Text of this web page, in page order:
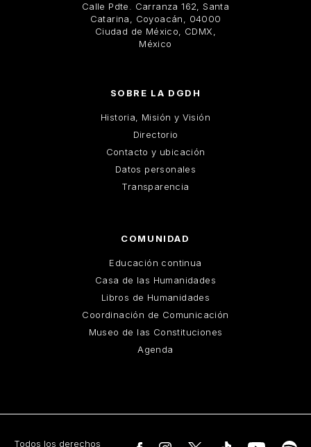
Calle Pdte. Carranza 162, Santa
Catarina, Coyoacán, 04000
Ciudad de México, CDMX,
México
SOBRE LA DGDH
Historia, Misión y Visión
Directorio
Contacto y ubicación
Datos personales
Transparencia
COMUNIDAD
Educación continua
Casa de las Humanidades
Libros de Humanidades
Coordinación de Comunicación
Museo de las Constituciones
Agenda
Todos los derechos